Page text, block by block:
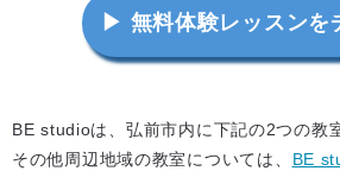
▶ 無料体験レッスンを
BE studioは、弘前市内に下記の2つの教
その他周辺地域の教室については、 BE